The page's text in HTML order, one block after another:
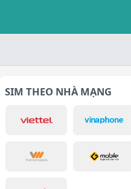
SIM THEO NHÀ MẠNG